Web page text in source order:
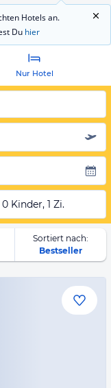
Hotels an.
Du hier
Nur Hotel
Kinder, 1 Zi.
Sortiert nach:
Bestseller